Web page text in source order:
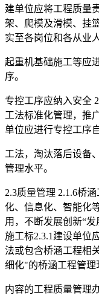
建单位应将工程质量
架、爬模及滑模、挂
实至各岗位和各从业
起重机基础施工等应
序。
专控工序应纳入安全
工法标准化管理，推
单位应进行专控工序
工法，淘汰落后设备
管理水平。
2.3质量管理 2.1.6桥
化、信息化、智能化
用，不断发展创新“
施工标2.3.1建设单位
法或包含桥涵工程相
细化"的桥涵工程管理
内容的工程质量管理